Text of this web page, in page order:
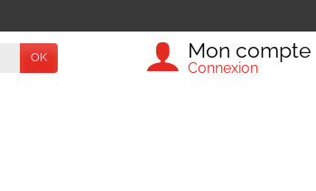
OK Mon compte
Connexion